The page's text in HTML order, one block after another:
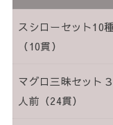
スシローセット10種
（10貫）
マグロ三昧セット３
人前（24貫）